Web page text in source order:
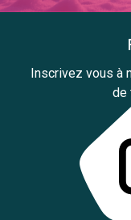
Inscrivez vous à
de